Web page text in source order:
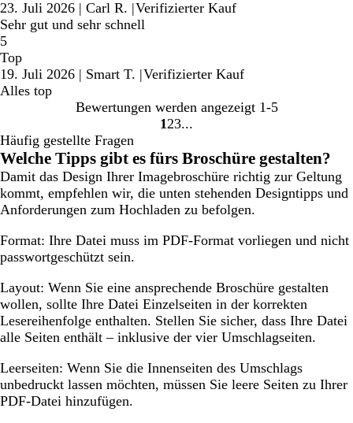
23. Juli 2026 | Carl R. |Verifizierter Kauf
Sehr gut und sehr schnell
5
Top
19. Juli 2026 | Smart T. |Verifizierter Kauf
Alles top
Bewertungen werden angezeigt 1-5
Gehe
Seite
1 Gehe
Seite
2 Gehe
Seite
3
Häufig gestellte Fragen
Welche Tipps gibt es fürs Broschüre gestalten?
Damit das Design Ihrer Imagebroschüre richtig zur Geltung
kommt, empfehlen wir, die unten stehenden Designtipps und
Anforderungen zum Hochladen zu befolgen.
Format: Ihre Datei muss im PDF-Format vorliegen und nicht
passwortgeschützt sein.
Layout: Wenn Sie eine ansprechende Broschüre gestalten
wollen, sollte Ihre Datei Einzelseiten in der korrekten
Lesereihenfolge enthalten. Stellen Sie sicher, dass Ihre Datei
alle Seiten enthält – inklusive der vier Umschlagseiten.
Leerseiten: Wenn Sie die Innenseiten des Umschlags
unbedruckt lassen möchten, müssen Sie leere Seiten zu Ihrer
PDF-Datei hinzufügen.